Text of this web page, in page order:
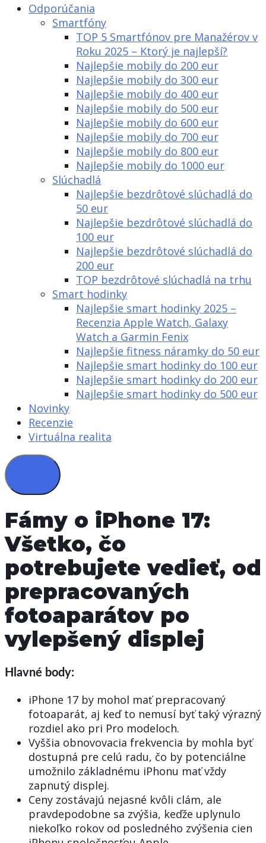
Odporúčania
Smartfóny
TOP 5 Smartfónov pre Manažérov v
Roku 2025 – Ktorý je najlepší?
Najlepšie mobily do 200 eur
Najlepšie mobily do 300 eur
Najlepšie mobily do 400 eur
Najlepšie mobily do 500 eur
Najlepšie mobily do 600 eur
Najlepšie mobily do 700 eur
Najlepšie mobily do 800 eur
Najlepšie mobily do 1000 eur
Slúchadlá
Najlepšie bezdrôtové slúchadlá do
50 eur
Najlepšie bezdrôtové slúchadlá do
100 eur
Najlepšie bezdrôtové slúchadlá do
200 eur
TOP bezdrôtové slúchadlá na trhu
Smart hodinky
Najlepšie smart hodinky 2025 –
Recenzia Apple Watch, Galaxy
Watch a Garmin Fenix
Najlepšie fitness náramky do 50 eur
Najlepšie smart hodinky do 100 eur
Najlepšie smart hodinky do 200 eur
Najlepšie smart hodinky do 500 eur
Novinky
Recenzie
Virtuálna realita
Fámy o iPhone 17:
Všetko, čo
potrebujete vedieť, od
prepracovaných
fotoaparátov po
vylepšený displej
Hlavné body:
iPhone 17 by mohol mať prepracovaný
fotoaparát, aj keď to nemusí byť taký výrazný
rozdiel ako pri Pro modeloch.
Vyššia obnovovacia frekvencia by mohla byť
dostupná pre celú radu, čo by potenciálne
umožnilo základnému iPhonu mať vždy
zapnutý displej.
Ceny zostávajú nejasné kvôli clám, ale
pravdepodobne sa zvýšia, keďže uplynulo
niekoľko rokov od posledného zvýšenia cien